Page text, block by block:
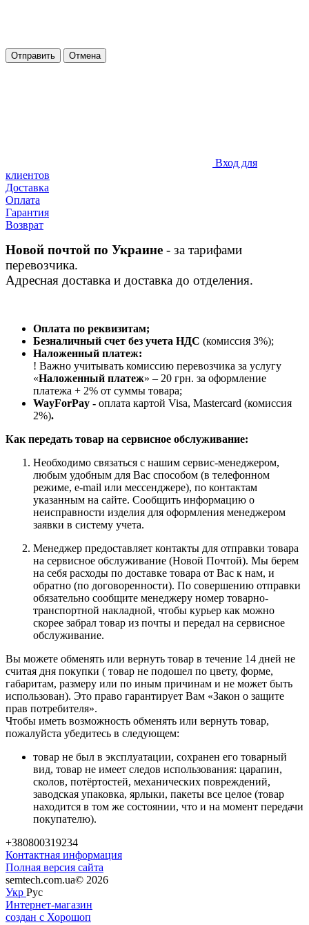
Отправить Отмена
Вход для
клиентов
Доставка
Оплата
Гарантия
Возврат
Новой почтой по Украине - за тарифами
перевозчика.
Адресная доставка и доставка до отделения.
Оплата по реквизитам;
Безналичный счет без учета НДС (комиссия 3%);
Наложенный платеж:
! Важно учитывать комиссию перевозчика за услугу
«Наложенный платеж» – 20 грн. за оформление
платежа + 2% от суммы товара;
WayForPay - оплата картой Visa, Mastercard (комиссия
2%).
Как передать товар на сервисное обслуживание:
Необходимо связаться с нашим сервис-менеджером,
любым удобным для Вас способом (в телефонном
режиме, e-mail или мессенджере), по контактам
указанным на сайте. Сообщить информацию о
неисправности изделия для оформления менеджером
заявки в систему учета.
Менеджер предоставляет контакты для отправки товара
на сервисное обслуживание (Новой Почтой). Мы берем
на себя расходы по доставке товара от Вас к нам, и
обратно (по договоренности). По совершению отправки
обязательно сообщите менеджеру номер товарно-
транспортной накладной, чтобы курьер как можно
скорее забрал товар из почты и передал на сервисное
обслуживание.
Вы можете обменять или вернуть товар в течение 14 дней не
считая дня покупки ( товар не подошел по цвету, форме,
габаритам, размеру или по иным причинам и не может быть
использован). Это право гарантирует Вам «Закон о защите
прав потребителя».
Чтобы иметь возможность обменять или вернуть товар,
пожалуйста убедитесь в следующем:
товар не был в эксплуатации, сохранен его товарный
вид, товар не имеет следов использования: царапин,
сколов, потёртостей, механических повреждений,
заводская упаковка, ярлыки, пакеты все целое (товар
находится в том же состоянии, что и на момент передачи
покупателю).
+380800319234
Контактная информация
Полная версия сайта
semtech.com.ua© 2026
Укр Рус
Интернет-магазин
создан с Хорошоп